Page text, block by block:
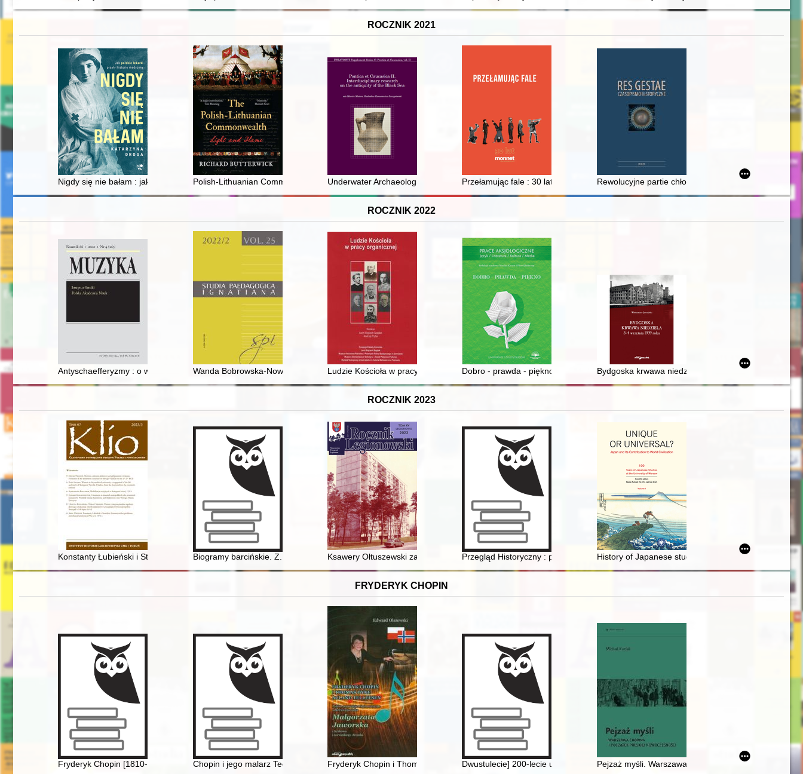
ROCZNIK 2021
Nigdy się nie bałam : jak polskie lekarki pisały historię medycynyPolish-Lithuanian Commonwealth, 1733-1795 : light and flameUnderwater Archaeological Exploration in the Waters of Tendra Spit and Berezan Island in 2017
Przełamując fale : 30 lat Monnet International SchoolRewolucyjne partie chłopskie w II RP w świetle
ROCZNIK 2022
Antyschaefferyzmy : o wybranych postawach krytycznych wobec myśli i twórczości Bogusława Schaeffera z lat 1956-1976
Wanda Bobrowska-Nowak (1925–2003) : badaczka polskiego dziedzictwa pedagogicznego i psychologicznego = Wanda Bobrowska-Nowak (1925-2003) : a
Ludzie Kościoła w pracy organicznejDobro - prawda - piękno Bydgoska krwawa niedziela 3-4 września 1939 roku
ROCZNIK 2023
Konstanty Łubieński i Stanisław Stomma wobec problemu nowelizacji konstytucji PRL-u w 1976 r. = Konstanty Łubieński and Stanisław Stomma on the problem of amending the Constitution of the
Biogramy barcińskie. Z. 2 Ksawery Ołtuszewski zarządca dóbr Zegrze i rodziny skoligaconePrzegląd Historyczny : pismo Towarzystwa Miłośników Historii w Warszawie Oddziału
History of Japanese studies at the University of
FRYDERYK CHOPIN
Fryderyk Chopin [1810-1849] i jego muzykaChopin i jego malarz Teofil Kwiatkowski (1809-1891). Malarstwo i rysunek ze zbiorów Muzeum Narodowego w Warszawie i Biblioteki Polskiej w Paryżu.
Fryderyk Chopin i Thomas Dyke Acland Tellefsen. Polsko-norweskie więzi muzyczne odkrywa pianistka Małgorzata
Dwustulecie] 200-lecie urodzin Fryderyka ChopinaPejzaż myśli. Warszawa Chopina i początek polskiej